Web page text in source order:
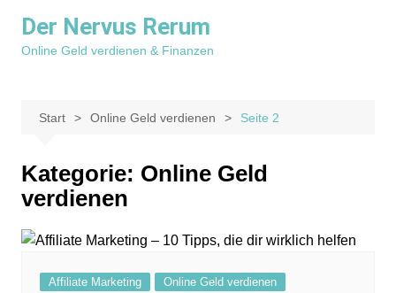
Inhalt
springen
Der Nervus Rerum
Online Geld verdienen & Finanzen
Start Online Geld verdienen Seite 2
Kategorie: Online Geld
verdienen
Affiliate Marketing Online Geld verdienen